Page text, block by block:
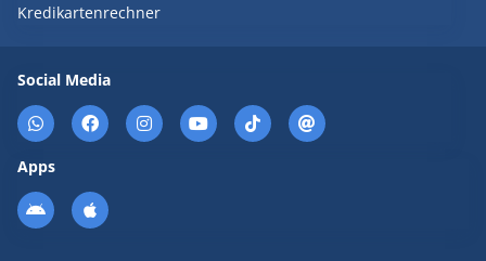
Kredikartenrechner
Social Media
Apps